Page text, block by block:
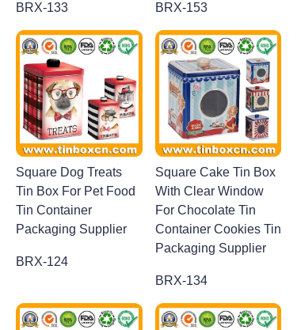
BRX-133 BRX-153
Square Dog Treats
Tin Box For Pet Food
Tin Container
Packaging Supplier
BRX-124
Square Cake Tin Box
With Clear Window
For Chocolate Tin
Container Cookies Tin
Packaging Supplier
BRX-134